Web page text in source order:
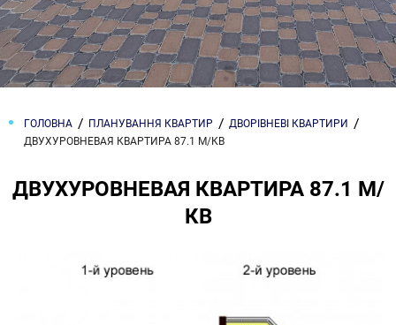
ГОЛОВНА ПЛАНУВАННЯ КВАРТИР
ДВОРІВНЕВІ КВАРТИРИ
ДВУХУРОВНЕВАЯ КВАРТИРА 87.1 М/КВ
ДВУХУРОВНЕВАЯ КВАРТИРА 87.1 М/
КВ